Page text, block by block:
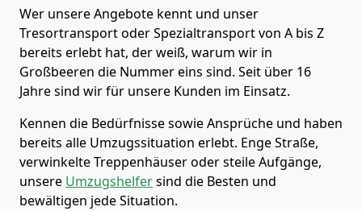
Wer unsere Angebote kennt und unser
Tresortransport oder Spezialtransport von A bis Z
bereits erlebt hat, der weiß, warum wir in
Großbeeren die Nummer eins sind. Seit über 16
Jahre sind wir für unsere Kunden im Einsatz.
Kennen die Bedürfnisse sowie Ansprüche und haben
bereits alle Umzugssituation erlebt. Enge Straße,
verwinkelte Treppenhäuser oder steile Aufgänge,
unsere Umzugshelfersind die Besten und
bewältigen jede Situation.